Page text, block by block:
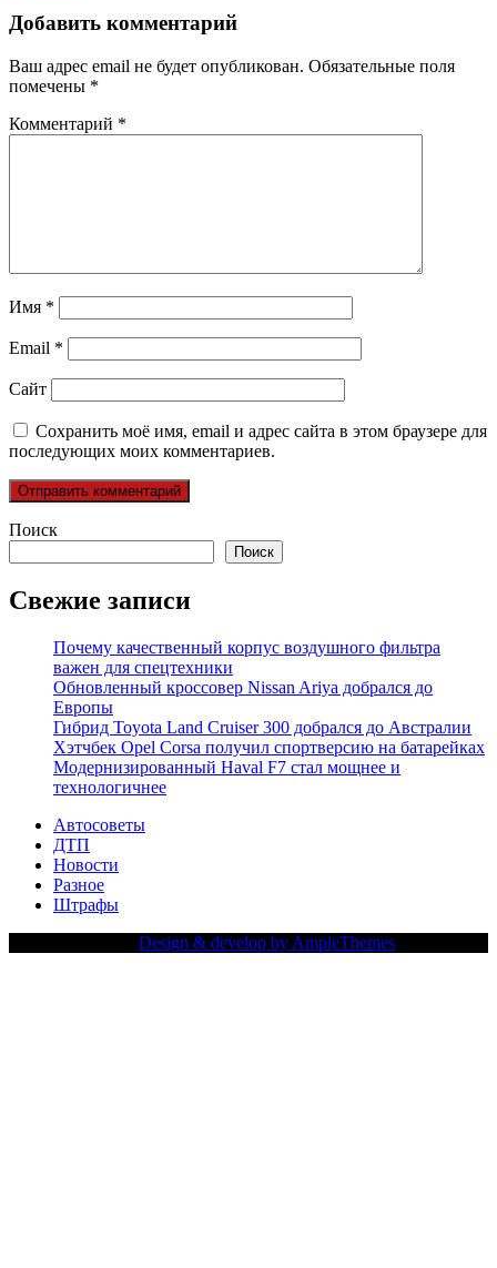
Добавить комментарий
Ваш адрес email не будет опубликован. Обязательные поля
помечены *
Комментарий *
Имя *
Email *
Сайт
Сохранить моё имя, email и адрес сайта в этом браузере для
последующих моих комментариев.
Поиск
Поиск
Свежие записи
Почему качественный корпус воздушного фильтра
важен для спецтехники
Обновленный кроссовер Nissan Ariya добрался до
Европы
Гибрид Toyota Land Cruiser 300 добрался до Австралии
Хэтчбек Opel Corsa получил спортверсию на батарейках
Модернизированный Haval F7 стал мощнее и
технологичнее
Автосоветы
ДТП
Новости
Разное
Штрафы
Design & develop by AmpleThemes